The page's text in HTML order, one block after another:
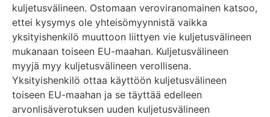
kuljetusvälineen. Ostomaan veroviranomainen katsoo,
ettei kysymys ole yhteisömyynnistä vaikka
yksityishenkilö muuttoon liittyen vie kuljetusvälineen
mukanaan toiseen EU-maahan. Kuljetusvälineen
myyjä myy kuljetusvälineen verollisena.
Yksityishenkilö ottaa käyttöön kuljetusvälineen
toiseen EU-maahan ja se täyttää edelleen
arvonlisäverotuksen uuden kuljetusvälineen